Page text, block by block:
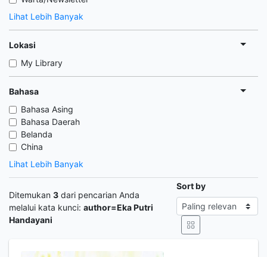
Lihat Lebih Banyak
Lokasi
My Library
Bahasa
Bahasa Asing
Bahasa Daerah
Belanda
China
Lihat Lebih Banyak
Ditemukan 3 dari pencarian Anda
melalui kata kunci: author=Eka Putri
Handayani
Sort by